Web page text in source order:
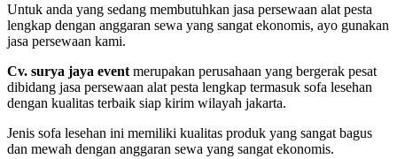
Untuk anda yang sedang membutuhkan jasa persewaan alat pesta
lengkap dengan anggaran sewa yang sangat ekonomis, ayo gunakan
jasa persewaan kami.
Cv. surya jaya event merupakan perusahaan yang bergerak pesat
dibidang jasa persewaan alat pesta lengkap termasuk sofa lesehan
dengan kualitas terbaik siap kirim wilayah jakarta.
Jenis sofa lesehan ini memiliki kualitas produk yang sangat bagus
dan mewah dengan anggaran sewa yang sangat ekonomis.